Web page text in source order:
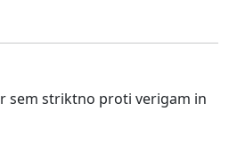
sem striktno proti verigam in